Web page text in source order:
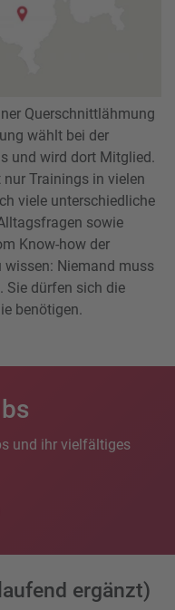
Querschnittlähmung
wählt bei der
und wird dort Mitglied.
Trainings in vielen
viele unterschiedliche
sowie
Know-how der
wissen: Niemand muss
Sie dürfen sich die
benötigen.
und ihr vielfältiges
ergänzt)